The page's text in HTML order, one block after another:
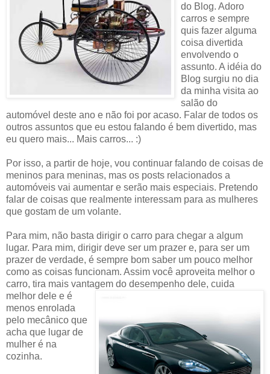
do Blog. Adoro
carros e sempre
quis fazer alguma
coisa divertida
envolvendo o
assunto. A idéia do
Blog surgiu no dia
da minha visita ao
salão do
automóvel deste ano e não foi por acaso. Falar de todos os
outros assuntos que eu estou falando é bem divertido, mas
eu quero mais... Mais carros... :)
Por isso, a partir de hoje, vou continuar falando de coisas de
meninos para meninas, mas os posts relacionados a
automóveis vai aumentar e serão mais especiais. Pretendo
falar de coisas que realmente interessam para as mulheres
que gostam de um volante.
Para mim, não basta dirigir o carro para chegar a algum
lugar. Para mim, dirigir deve ser um prazer e, para ser um
prazer de verdade, é sempre bom saber um pouco melhor
como as coisas funcionam. Assim você aproveita melhor o
carro, tira mais vantagem do desempenho dele, cuida
melhor dele e é
menos enrolada
pelo mecânico que
acha que lugar de
mulher é na
cozinha.